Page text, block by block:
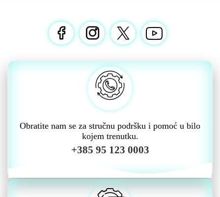
Obratite nam se za stručnu podršku i pomoć u bilo
kojem trenutku.
+385 95 123 0003